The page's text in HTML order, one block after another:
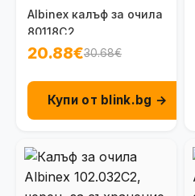
Albinex калъф за очила
80118C2
20.88€30.68€
Купи от blink.bg →